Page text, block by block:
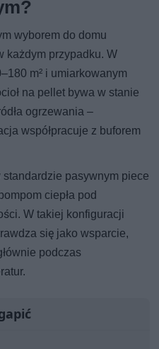
wyborem do domu
każdym przypadku. W
m² i umiarkowanym
na pellet bywa w stanie
ogrzewania –
współpracuje z buforem
pasywnym piece
ciepła pod
W takiej konfiguracji
się jako wsparcie,
podczas